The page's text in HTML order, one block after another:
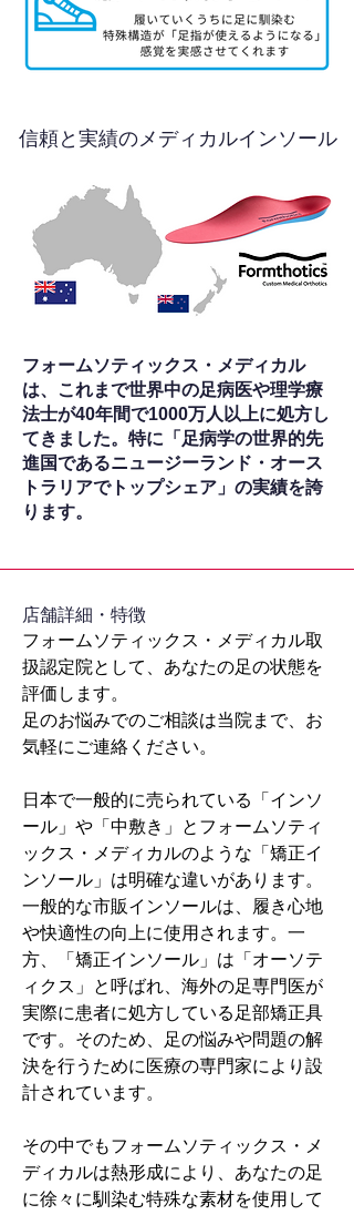
信頼と実績のメディカルインソール
フォームソティックス・メディカル
は、これまで世界中の足病医や理学療
法士が40年間で1000万人以上に処方し
てきました。特に「足病学の世界的先
進国であるニュージーランド・オース
トラリアでトップシェア」の実績を誇
ります。
​店舗詳細・特徴
フォームソティックス・メディカル取
扱認定院として、あなたの足の状態を
評価します。
足のお悩みでのご相談は当院まで、お
気軽にご連絡ください。
日本で一般的に売られている「インソ
ール」や「中敷き」とフォームソティ
ックス・メディカルのような「矯正イ
ンソール」は明確な違いがあります。
一般的な市販インソールは、履き心地
や快適性の向上に使用されます。一
方、「矯正インソール」は「オーソテ
ィクス」と呼ばれ、海外の足専門医が
実際に患者に処方している足部矯正具
です。そのため、足の悩みや問題の解
決を行うために医療の専門家により設
計されています。
その中でもフォームソティックス・メ
ディカルは熱形成により、あなたの足
に徐々に馴染む特殊な素材を使用して